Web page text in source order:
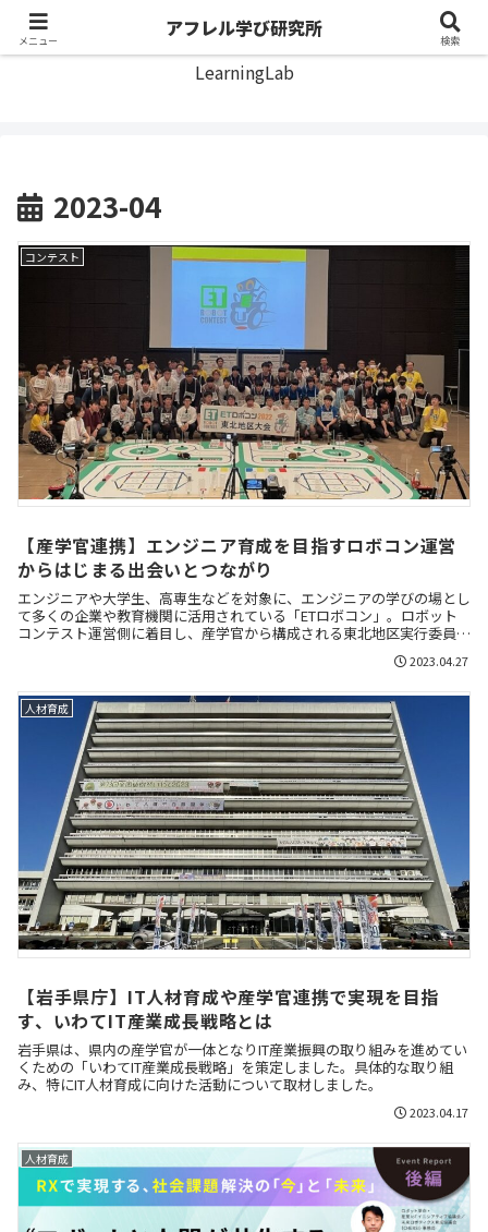
アフレル学び研究所
LearningLab
2023-04
コンテスト
【産学官連携】エンジニア育成を目指すロボコン運営
からはじまる出会いとつながり
エンジニアや大学生、高専生などを対象に、エンジニアの学びの場とし
て多くの企業や教育機関に活用されている「ETロボコン」。ロボット
コンテスト運営側に着目し、産学官から構成される東北地区実行委員会
2023.04.27
人材育成
【岩手県庁】IT人材育成や産学官連携で実現を目指
す、いわてIT産業成長戦略とは
岩手県は、県内の産学官が一体となりIT産業振興の取り組みを進めてい
くための「いわてIT産業成長戦略」を策定しました。具体的な取り組
み、特にIT人材育成に向けた活動について取材しました。
2023.04.17
人材育成
メニュー
アフレル学び研究所
検索